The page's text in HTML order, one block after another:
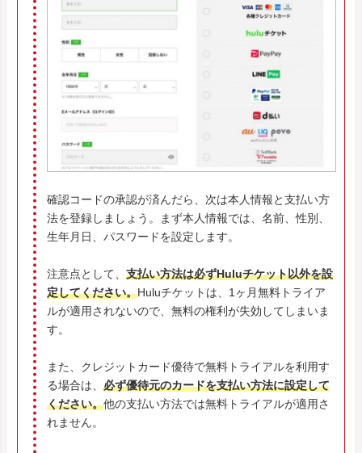
確認コードの承認が済んだら、次は本人情報と支払い方
法を登録しましょう。まず本人情報では、名前、性別、
生年月日、パスワードを設定します。
注意点として、 支払い方法は必ずHuluチケット以外を設
定してください。Huluチケットは、1ヶ月無料トライア
ルが適用されないので、無料の権利が失効してしまいま
す。
また、クレジットカード優待で無料トライアルを利用す
る場合は、 必ず優待元のカードを支払い方法に設定して
ください。他の支払い方法では無料トライアルが適用さ
れません。